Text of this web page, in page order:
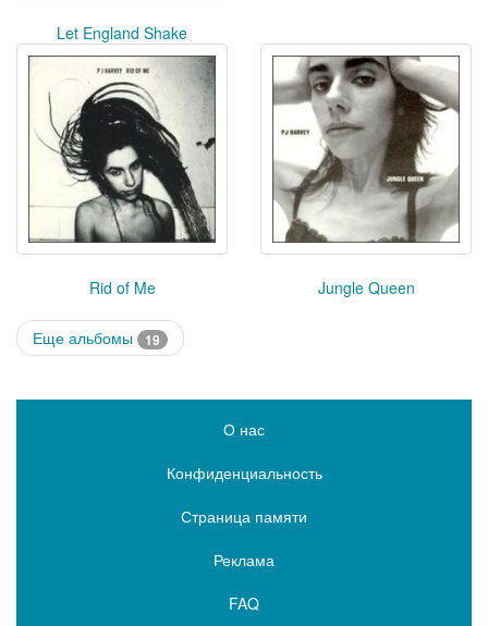
Let England Shake
Rid of Me Jungle Queen
Еще альбомы 19
О нас
Конфиденциальность
Страница памяти
Реклама
FAQ